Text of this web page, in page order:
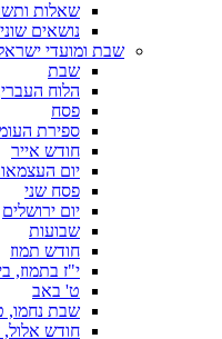
שאלות
נושאים
שבת ומועדי
שבת
הלוח
פסח
ספירת
חודש אייר
יום
פסח שני
יום ירושלים
שבועות
חודש תמוז
י"ז בתמוז,
ט' באב
שבת נחמו,
חודש אלול,